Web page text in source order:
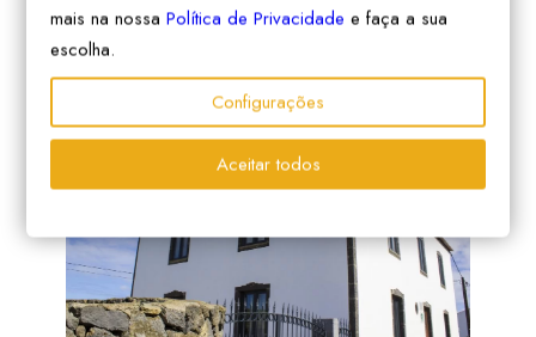
Boa Nova Hostel
mais na nossaPolítica de Privacidade e faça a sua
escolha.
Configurações
Aceitar todos